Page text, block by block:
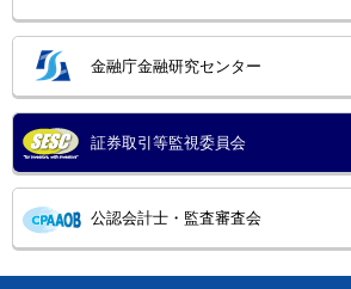
金融庁金融研究センター
証券取引等監視委員会
公認会計士・監査審査会